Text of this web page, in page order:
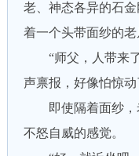
老、神态各异的石
着一个头带面纱的老
“师父，人带来了
声禀报，好像怕惊动
即使隔着面纱，
不怒自威的感觉。